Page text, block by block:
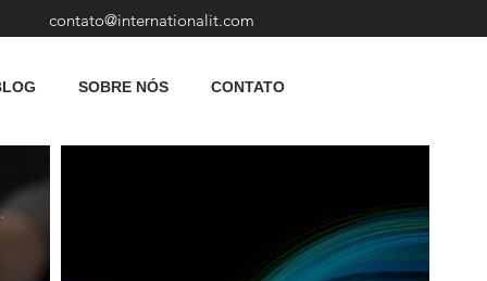
contato@internationalit.com
SOBRE NÓS CONTATO